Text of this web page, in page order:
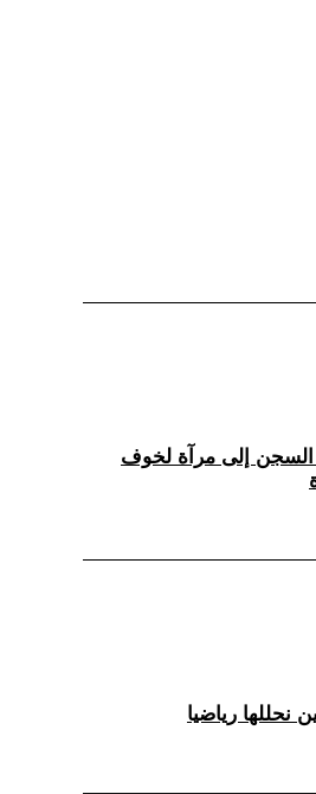
السجن إلى مرآة لخوف